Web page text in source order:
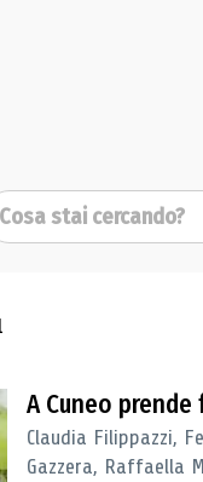
ricerca
A Cuneo
Claudia Filippazzi,
Gazzera, Raffaella